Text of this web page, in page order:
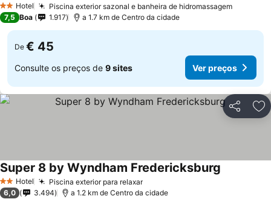
2 Estrelas
Hotel Piscina exterior sazonal e banheira de hidromassagem
7,5 Boa 1.917 a 1.7 km de Centro da cidade
De € 45
Consulte os preços de 9 sites Ver preços
Partilhar
2 Estrelas
Hotel Piscina exterior para relaxar
Super 8 by Wyndham Fredericksburg
6,0 3.494 a 1.2 km de Centro da cidade